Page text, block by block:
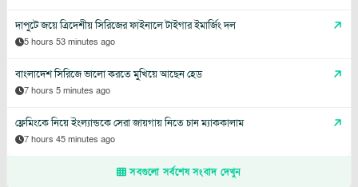
দাপুটে জয়ে ত্রিদেশীয় সিরিজের ফাইনালে টাইগার ইমার্জিং দল
5 hours 53 minutes ago
বাংলাদেশ সিরিজে ভালো করতে মুখিয়ে আছেন হেড
7 hours 5 minutes ago
ফ্লেমিংকে নিয়ে ইংল্যান্ডকে সেরা জায়গায় নিতে চান ম্যাককালাম
7 hours 45 minutes ago
সবগুলো সর্বশেষ সংবাদ দেখুন